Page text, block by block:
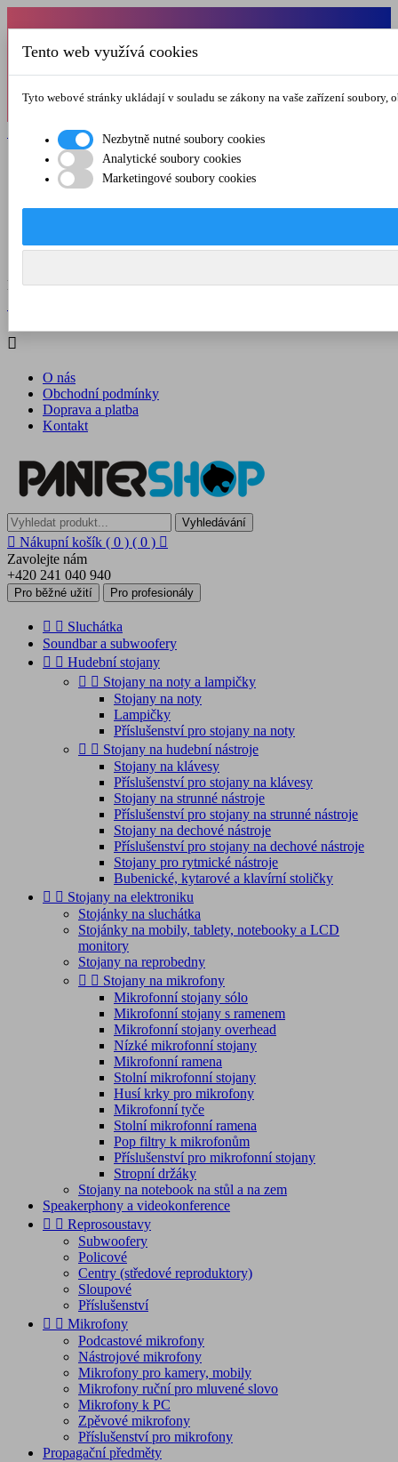
Od 1.7.-31.8.2026 budeme mít v pátek
zkrácenou provozní dobu do 12.00 hod. Přejeme
Registrovat  Přihlásit se
O nás
Kontakt
Menu  

O nás
Obchodní podmínky
Doprava a platba
Kontakt
Vyhledávání
 Nákupní košík ( 0 ) ( 0 ) 
Zavolejte nám
+420 241 040 940
Pro běžné užití Pro profesionály
  Sluchátka
Soundbar a subwoofery
  Hudební stojany
  Stojany na noty a lampičky
Stojany na noty
Lampičky
Příslušenství pro stojany na noty
  Stojany na hudební nástroje
Stojany na klávesy
Příslušenství pro stojany na klávesy
Stojany na strunné nástroje
Příslušenství pro stojany na strunné nástroje
Stojany na dechové nástroje
Příslušenství pro stojany na dechové nástroje
Stojany pro rytmické nástroje
Bubenické, kytarové a klavírní stoličky
  Stojany na elektroniku
Stojánky na sluchátka
Stojánky na mobily, tablety, notebooky a LCD
monitory
Stojany na reprobedny
  Stojany na mikrofony
Mikrofonní stojany sólo
Mikrofonní stojany s ramenem
Mikrofonní stojany overhead
Nízké mikrofonní stojany
Mikrofonní ramena
Stolní mikrofonní stojany
Husí krky pro mikrofony
Mikrofonní tyče
Stolní mikrofonní ramena
Pop filtry k mikrofonům
Příslušenství pro mikrofonní stojany
Stropní držáky
Stojany na notebook na stůl a na zem
Speakerphony a videokonference
  Reprosoustavy
Subwoofery
Policové
Centry (středové reproduktory)
Sloupové
Příslušenství
  Mikrofony
Podcastové mikrofony
Nástrojové mikrofony
Mikrofony pro kamery, mobily
Mikrofony ruční pro mluvené slovo
Mikrofony k PC
Zpěvové mikrofony
Příslušenství pro mikrofony
Propagační předměty
Tento web využívá cookies
Tyto webové stránky ukládají v souladu se zákony na vaše zařízení
Nezbytně nutné soubory cookies
Analytické soubory cookies
Marketingové soubory cookies